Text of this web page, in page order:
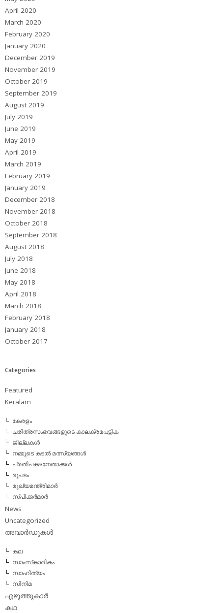
April 2020
March 2020
February 2020
January 2020
December 2019
November 2019
October 2019
September 2019
August 2019
July 2019
June 2019
May 2019
April 2019
March 2019
February 2019
January 2019
December 2018
November 2018
October 2018
September 2018
August 2018
July 2018
June 2018
May 2018
April 2018
March 2018
February 2018
January 2018
October 2017
Categories
Featured
Keralam
കേരളം
ചരിത്രസംഭവങ്ങളുടെ കാലക്രമപട്ടിക
ജില്ലകള്‍
നമ്മുടെ കടല്‍ മത്സ്യങ്ങള്‍
പ്രതിപക്ഷനേതാക്കള്‍
ഭൂപടം
മുഖ്യമന്ത്രിമാര്‍
സ്പീക്കര്‍മാര്‍
News
Uncategorized
അവാര്‍ഡുകള്‍
കല
സാംസ്‌കാരികം
സാഹിത്യം
സിനിമ
എഴുത്തുകാര്‍
കഥ